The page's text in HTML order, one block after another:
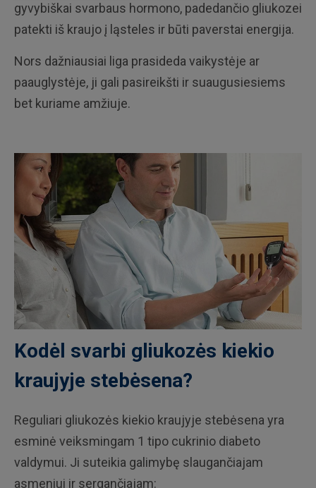
gyvybiškai svarbaus hormono, padedančio gliukozei
patekti iš kraujo į ląsteles ir būti paverstai energija.
Nors dažniausiai liga prasideda vaikystėje ar
paauglystėje, ji gali pasireikšti ir suaugusiesiems
bet kuriame amžiuje.
Kodėl svarbi gliukozės kiekio
kraujyje stebėsena?
Reguliari gliukozės kiekio kraujyje stebėsena yra
esminė veiksmingam 1 tipo cukrinio diabeto
valdymui. Ji suteikia galimybę slaugančiajam
asmeniui ir sergančiajam: